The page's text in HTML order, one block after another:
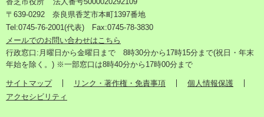
〒639-0292 奈良県香芝市本町1397番地
Tel:0745-76-2001(代表) Fax:0745-78-3830
メールでのお問い合わせはこちら
行政窓口:月曜日から金曜日まで 8時30分から17時15分まで(祝日・年末
年始を除く。) ※一部窓口は8時40分から17時00分まで
サイトマップ リンク・著作権・免責事項
個人情報保護
アクセシビリティ